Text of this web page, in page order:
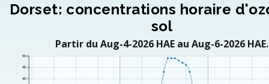
Dorset: concentrations horaire
sol
Partir du Aug-4-2026 HAE au Aug-6-2026 HAE.
40
45
50